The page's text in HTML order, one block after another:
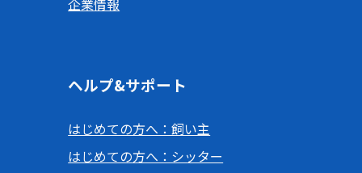
ヘルプ&サポート
はじめての方へ：飼い主
はじめての方へ：シッター